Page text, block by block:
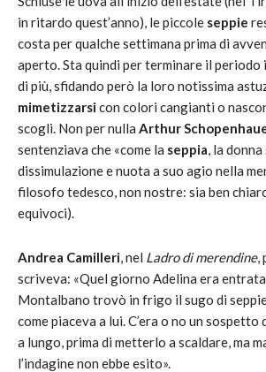
in ritardo quest’anno), le piccole seppie
costa per qualche settimana prima di
aperto. Sta quindi per terminare il periodo
di più, sfidando però la loro notissima
mimetizzarsicon colori cangianti o
scogli. Non per nulla Arthur
sentenziava che «come la seppia, la
dissimulazione e nuota a suo agio nella
filosofo tedesco, non nostre: sia ben
equivoci).
Andrea Camilleri, nel Ladro di merendine,
scriveva: «Quel giorno Adelina era
Montalbano trovò in frigo il sugo di
come piaceva a lui. C’era o no un sospetto
a lungo, prima di metterlo a scaldare, ma
l’indagine non ebbe esito».